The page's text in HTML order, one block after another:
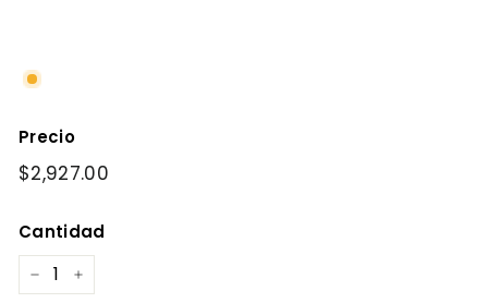
Precio
Precio
$2,927.00
Cantidad
− +